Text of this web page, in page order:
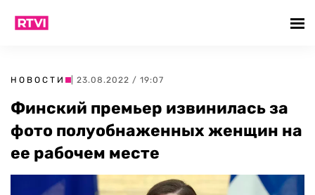
НОВОСТИ | 23.08.2022 / 19:07
Финский премьер извинилась за
фото полуобнаженных женщин на
ее рабочем месте